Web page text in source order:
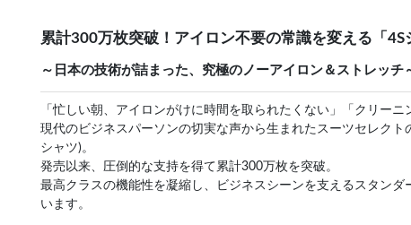
累計300万枚突破！アイロン不要の常識を変える「4S
～日本の技術が詰まった、究極のノーアイロン＆ストレッチ
「忙しい朝、アイロンがけに時間を取られたくない」「クリーニ
現代のビジネスパーソンの切実な声から生まれたスーツセレクト
シャツ)。
発売以来、圧倒的な支持を得て累計300万枚を突破。
最高クラスの機能性を凝縮し、ビジネスシーンを支えるスタンダ
います。